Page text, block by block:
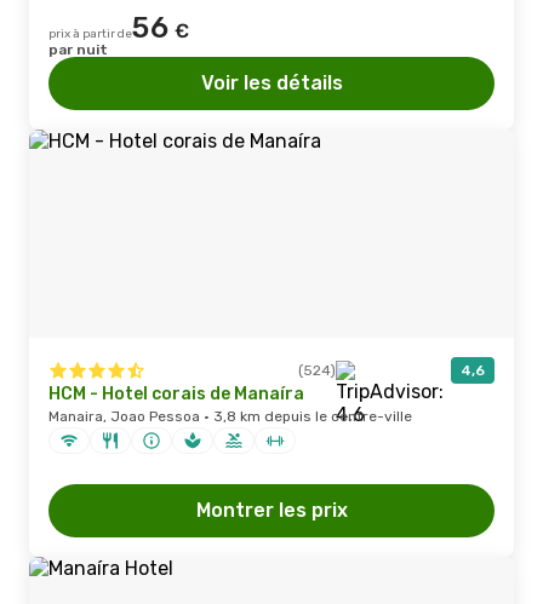
prix à partir de56 €
par nuit
Voir les détails
(524) 4,6
HCM - Hotel corais de Manaíra
Manaira, Joao Pessoa · 3,8 km depuis le centre-ville
Montrer les prix